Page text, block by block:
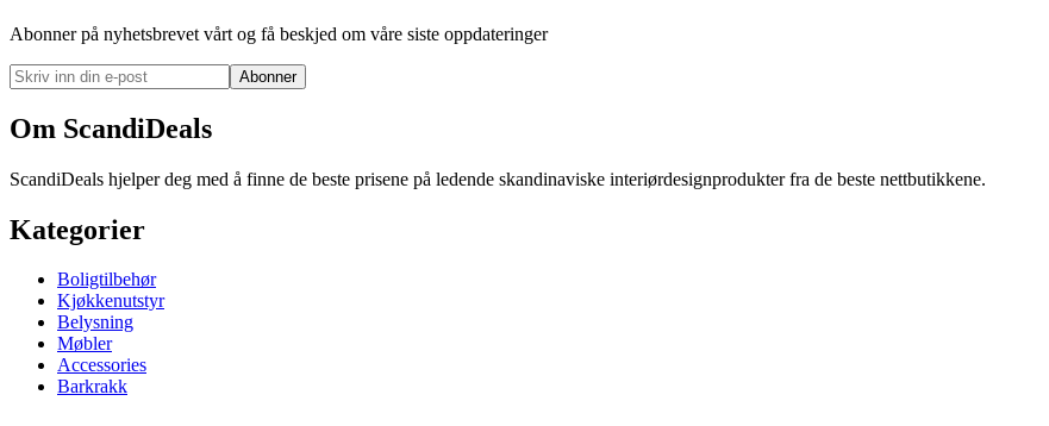
Abonner på nyhetsbrevet vårt og få beskjed om våre siste oppdateringer
Abonner
Om ScandiDeals
ScandiDeals hjelper deg med å finne de beste prisene på ledende skandinaviske interiørdesignprodukter fra de beste nettbutikkene.
Kategorier
Boligtilbehør
Kjøkkenutstyr
Belysning
Møbler
Accessories
Barkrakk